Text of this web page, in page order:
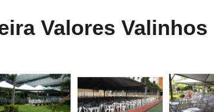
Valores Valinhos